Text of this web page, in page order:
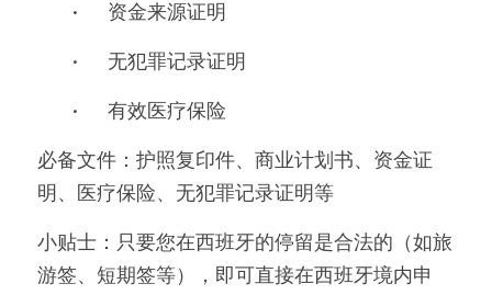
	•	资金来源证明
	•	无犯罪记录证明
	•	有效医疗保险
必备文件：护照复印件、商业计划书、资金证
明、医疗保险、无犯罪记录证明等
小贴士：只要您在西班牙的停留是合法的（如旅
游签、短期签等），即可直接在西班牙境内申